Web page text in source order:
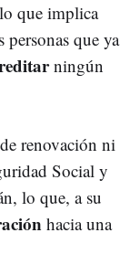
que implica
personas que ya
ningún
renovación ni
Social y
lo que, a su
hacia una